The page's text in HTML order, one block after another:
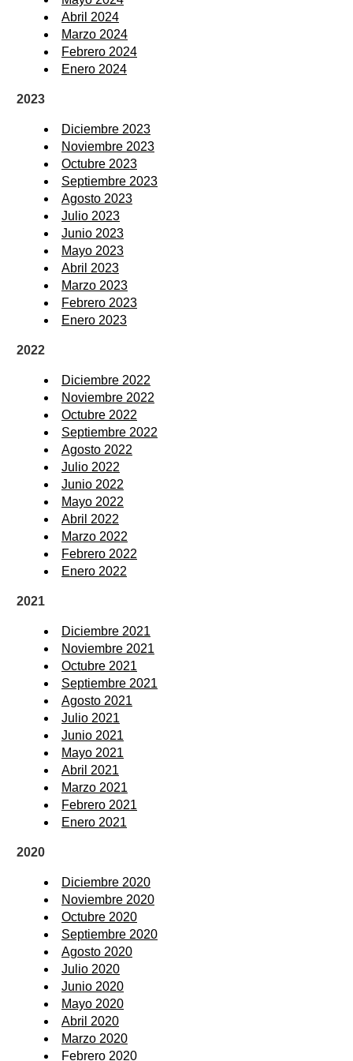
Abril 2024
Marzo 2024
Febrero 2024
Enero 2024
2023
Diciembre 2023
Noviembre 2023
Octubre 2023
Septiembre 2023
Agosto 2023
Julio 2023
Junio 2023
Mayo 2023
Abril 2023
Marzo 2023
Febrero 2023
Enero 2023
2022
Diciembre 2022
Noviembre 2022
Octubre 2022
Septiembre 2022
Agosto 2022
Julio 2022
Junio 2022
Mayo 2022
Abril 2022
Marzo 2022
Febrero 2022
Enero 2022
2021
Diciembre 2021
Noviembre 2021
Octubre 2021
Septiembre 2021
Agosto 2021
Julio 2021
Junio 2021
Mayo 2021
Abril 2021
Marzo 2021
Febrero 2021
Enero 2021
2020
Diciembre 2020
Noviembre 2020
Octubre 2020
Septiembre 2020
Agosto 2020
Julio 2020
Junio 2020
Mayo 2020
Abril 2020
Marzo 2020
Febrero 2020